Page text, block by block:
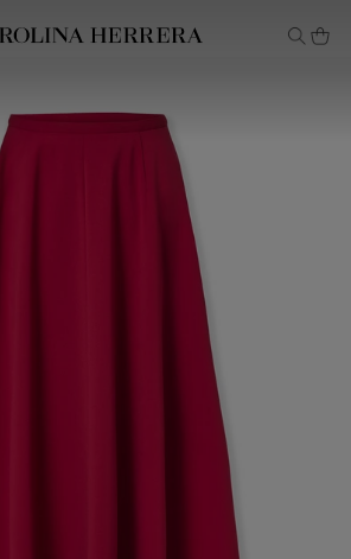
de acessibilidade